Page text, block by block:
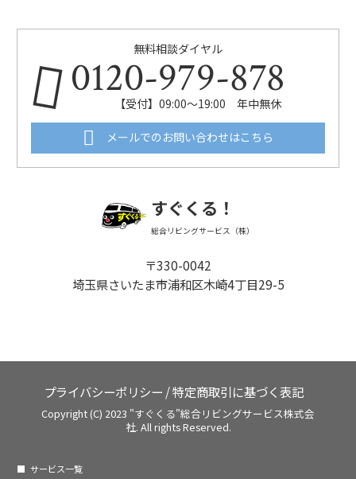
無料相談ダイヤル
0120-979-878
【受付】09:00～19:00 年中無休
メールでのお問い合わせはこちら
すぐくる！
総合リビングサービス（株）
〒330-0042
埼玉県さいたま市浦和区木崎4丁目29-5
プライバシーポリシー /特定商取引に基づく表記
Copyright (C) 2023 "すぐくる"総合リビングサービス株式会
社. All rights Reserved.
サービス一覧